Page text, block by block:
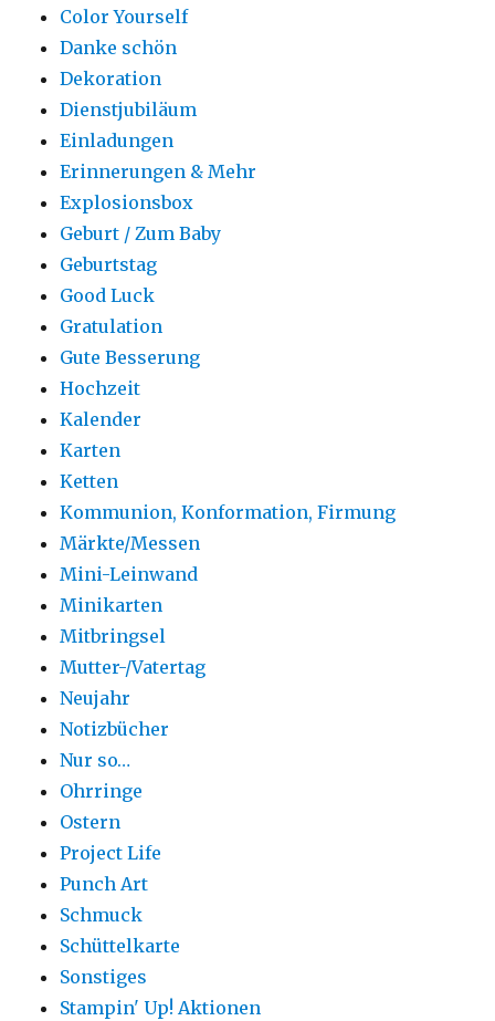
Color Yourself
Danke schön
Dekoration
Dienstjubiläum
Einladungen
Erinnerungen & Mehr
Explosionsbox
Geburt / Zum Baby
Geburtstag
Good Luck
Gratulation
Gute Besserung
Hochzeit
Kalender
Karten
Ketten
Kommunion, Konformation, Firmung
Märkte/Messen
Mini-Leinwand
Minikarten
Mitbringsel
Mutter-/Vatertag
Neujahr
Notizbücher
Nur so…
Ohrringe
Ostern
Project Life
Punch Art
Schmuck
Schüttelkarte
Sonstiges
Stampin' Up! Aktionen